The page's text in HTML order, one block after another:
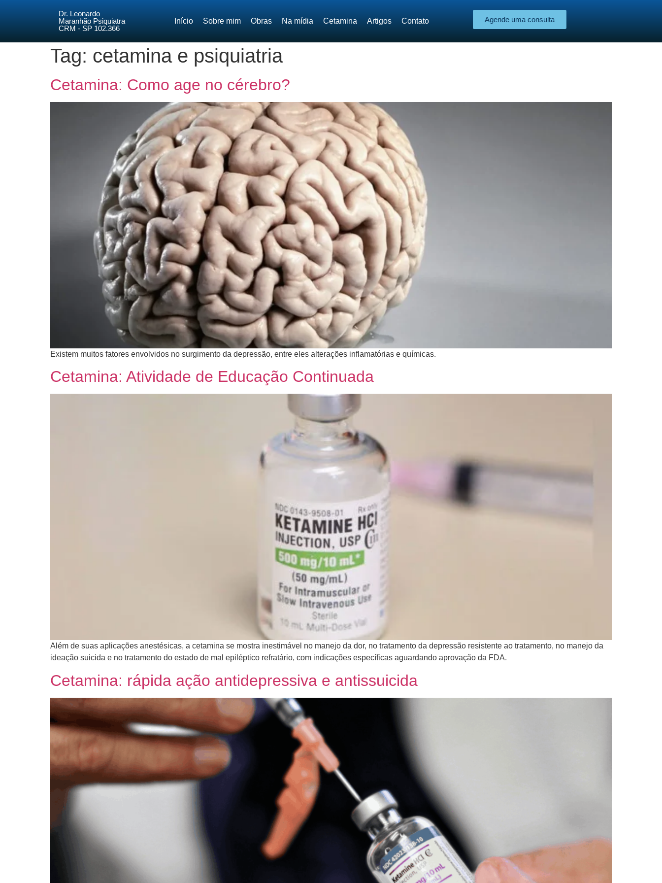
Dr. Leonardo
Maranhão Psiquiatra
CRM - SP 102.366
Início Sobre mim Obras Na mídia Cetamina Artigos Contato Agende uma consulta
Tag: cetamina e psiquiatria
Cetamina: Como age no cérebro?
​Existem muitos fatores envolvidos no surgimento da depressão, entre eles alterações inflamatórias e químicas.
Cetamina: Atividade de Educação Continuada
Além de suas aplicações anestésicas, a cetamina se mostra inestimável no manejo da dor, no tratamento da depressão resistente ao tratamento, no manejo da
ideação suicida e no tratamento do estado de mal epiléptico refratário, com indicações específicas aguardando aprovação da FDA.
Cetamina: rápida ação antidepressiva e antissuicida